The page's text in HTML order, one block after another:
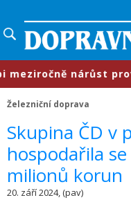
nárůst provozu
Železniční doprava
Skupina ČD v
hospodařila
milionů korun
20. září 2024, (pav)